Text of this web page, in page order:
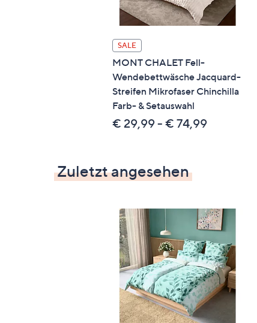
SALE
MONT CHALET Fell-
Wendebettwäsche Jacquard-
Streifen Mikrofaser Chinchilla
Farb- & Setauswahl
€ 29,99 - € 74,99
Zuletzt angesehen